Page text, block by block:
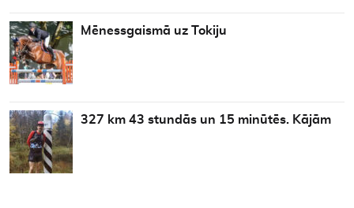
Mēnessgaismā uz Tokiju
327 km 43 stundās un 15 minūtēs. Kājām